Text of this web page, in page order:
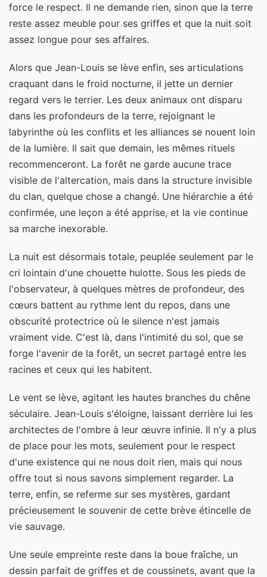
force le respect. Il ne demande rien, sinon que la terre
reste assez meuble pour ses griffes et que la nuit soit
assez longue pour ses affaires.
Alors que Jean-Louis se lève enfin, ses articulations
craquant dans le froid nocturne, il jette un dernier
regard vers le terrier. Les deux animaux ont disparu
dans les profondeurs de la terre, rejoignant le
labyrinthe où les conflits et les alliances se nouent loin
de la lumière. Il sait que demain, les mêmes rituels
recommenceront. La forêt ne garde aucune trace
visible de l'altercation, mais dans la structure invisible
du clan, quelque chose a changé. Une hiérarchie a été
confirmée, une leçon a été apprise, et la vie continue
sa marche inexorable.
La nuit est désormais totale, peuplée seulement par le
cri lointain d'une chouette hulotte. Sous les pieds de
l'observateur, à quelques mètres de profondeur, des
cœurs battent au rythme lent du repos, dans une
obscurité protectrice où le silence n'est jamais
vraiment vide. C'est là, dans l'intimité du sol, que se
forge l'avenir de la forêt, un secret partagé entre les
racines et ceux qui les habitent.
Le vent se lève, agitant les hautes branches du chêne
séculaire. Jean-Louis s'éloigne, laissant derrière lui les
architectes de l'ombre à leur œuvre infinie. Il n'y a plus
de place pour les mots, seulement pour le respect
d'une existence qui ne nous doit rien, mais qui nous
offre tout si nous savons simplement regarder. La
terre, enfin, se referme sur ses mystères, gardant
précieusement le souvenir de cette brève étincelle de
vie sauvage.
Une seule empreinte reste dans la boue fraîche, un
dessin parfait de griffes et de coussinets, avant que la